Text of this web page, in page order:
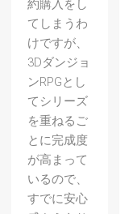
約購入をし
てしまうわ
けですが、
3Dダンジョ
ンRPGとし
てシリーズ
を重ねるご
とに完成度
が高まって
いるので、
すでに安心